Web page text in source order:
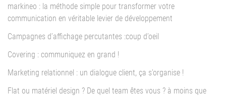
markineo : la méthode simple pour transformer votre
communication en véritable levier de développement
Campagnes d’affichage percutantes :coup d’oeil
Covering : communiquez en grand !
Marketing relationnel : un dialogue client, ça s’organise !
Flat ou matériel design ? De quel team êtes vous ? à moins que